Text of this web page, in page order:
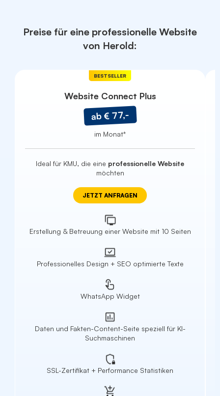
Preise für eine professionelle Website
von Herold:
BESTSELLER
Website Connect Plus
ab € 77,-
im Monat*
Ideal für KMU, die eine professionelle Website
möchten
JETZT ANFRAGEN
Erstellung & Betreuung einer Website mit 10 Seiten
Professionelles Design + SEO optimierte Texte
WhatsApp Widget
Daten und Fakten-Content-Seite speziell für KI-
Suchmaschinen
SSL-Zertifikat + Performance Statistiken